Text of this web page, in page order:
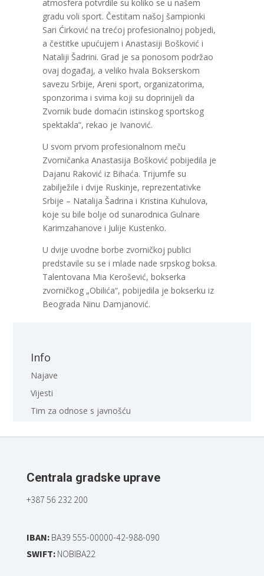
atmosfera potvrdile su koliko se u našem
gradu voli sport. Čestitam našoj šampionki
Sari Ćirković na trećoj profesionalnoj pobjedi,
a čestitke upućujem i Anastasiji Bošković i
Nataliji Šadrini. Grad je sa ponosom podržao
ovaj događaj, a veliko hvala Bokserskom
savezu Srbije, Areni sport, organizatorima,
sponzorima i svima koji su doprinijeli da
Zvornik bude domaćin istinskog sportskog
spektakla“, rekao je Ivanović.
U svom prvom profesionalnom meču
Zvorničanka Anastasija Bošković pobijedila je
Dajanu Raković iz Bihaća. Trijumfe su
zabilježile i dvije Ruskinje, reprezentativke
Srbije – Natalija Šadrina i Кristina Кuhulova,
koje su bile bolje od sunarodnica Gulnare
Кarimzahanove i Julije Кustenko.
U dvije uvodne borbe zvorničkoj publici
predstavile su se i mlade nade srpskog boksa.
Talentovana Mia Кerošević, bokserka
zvorničkog „Obilića“, pobijedila je bokserku iz
Beograda Ninu Damjanović.
Info
Najave
Vijesti
Tim za odnose s javnošću
Centrala gradske uprave
+387 56 232 200
IBAN:BA39 555-00000-42-988-090
SWIFT:NOBIBA22